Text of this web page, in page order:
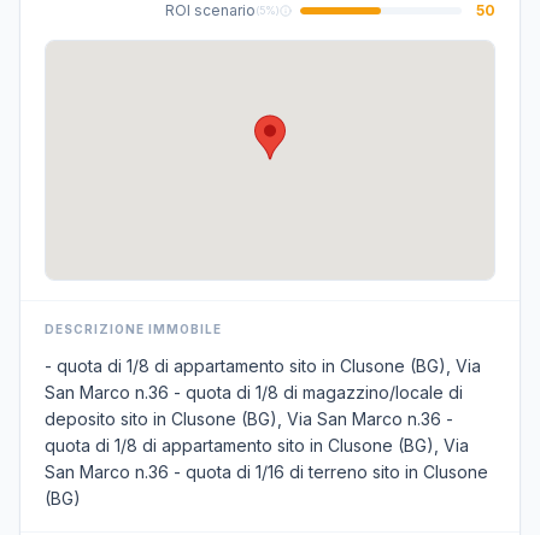
ROI scenario(5%) 50
DESCRIZIONE IMMOBILE
- quota di 1/8 di appartamento sito in Clusone (BG), Via
San Marco n.36 - quota di 1/8 di magazzino/locale di
deposito sito in Clusone (BG), Via San Marco n.36 -
quota di 1/8 di appartamento sito in Clusone (BG), Via
San Marco n.36 - quota di 1/16 di terreno sito in Clusone
(BG)